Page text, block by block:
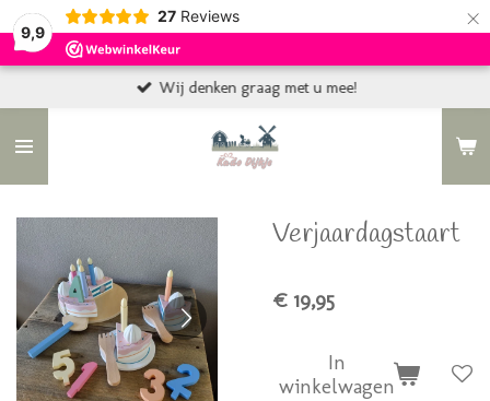
9,9
27 Reviews ×
Wij denken graag met u mee!
Verjaardagstaart
€ 19,95
In
winkelwagen